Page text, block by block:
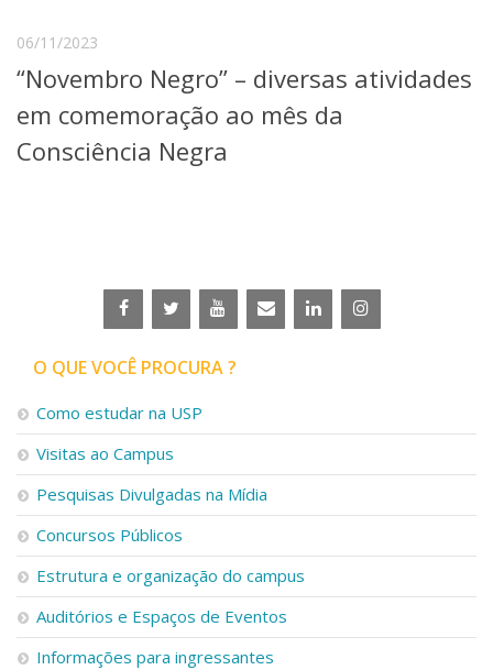
Cursos de Extensão
Pesquisa e Inovação
Linhas de Pesquisa
Centros, Núcleos e Projetos em Rede
Pós-doutorado
Projetos, Programas e Cursos
Artes, Cultura e Esportes
Museus e Espaços Interativos
Serviços
Apoio ao Estudante
Segurança, Trânsito e Prevenção
RH, Administrativo e Financeiro
Outros serviços
Comunicação
Assessorias e Mídias
Aplicativos e Sites
Jornal da USP
Agenda de Eventos
Defesa de Teses
06/11/2023
“Novembro Negro” – diversas atividades
em comemoração ao mês da
Consciência Negra
O QUE VOCÊ PROCURA ?
Como estudar na USP
Visitas ao Campus
Pesquisas Divulgadas na Mídia
Concursos Públicos
Estrutura e organização do campus
Auditórios e Espaços de Eventos
Informações para ingressantes